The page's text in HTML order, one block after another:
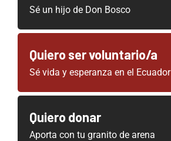
Sé un hijo de Don Bosco
Quiero ser voluntario/a
Sé vida y esperanza en el Ecuador
Quiero donar
Aporta con tu granito de arena